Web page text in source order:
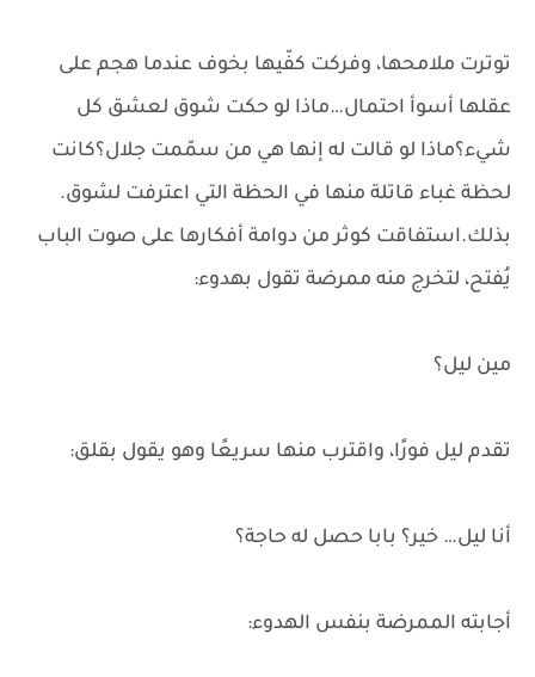
توترت ملامحها، وفركت كفّيها بخوف عندما هجم على
عقلها أسوأ احتمال…ماذا لو حكت شوق لعشق كل
شيء؟ماذا لو قالت له إنها هي من سمّمت جلال؟كانت
لحظة غباء قاتلة منها في الحظة التي اعترفت لشوق.
بذلك.استفاقت كوثر من دوامة أفكارها على صوت الباب
يُفتح، لتخرج منه ممرضة تقول بهدوء:
مين ليل؟
تقدم ليل فورًا، واقترب منها سريعًا وهو يقول بقلق:
أنا ليل… خير؟ بابا حصل له حاجة؟
أجابته الممرضة بنفس الهدوء: